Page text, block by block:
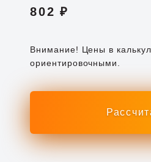
802 ₽
Внимание! Цены в
ориентировочными.